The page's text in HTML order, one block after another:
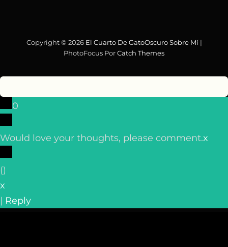
Copyright © 2026 El Cuarto De GatoOscuro Sobre Mí|
PhotoFocus PorCatch Themes
0
Would love your thoughts, please comment.x
()
x
| Reply